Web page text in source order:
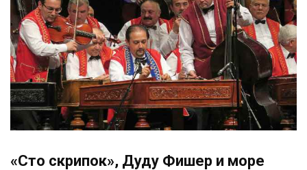
«Сто скрипок», Дуду Фишер и море